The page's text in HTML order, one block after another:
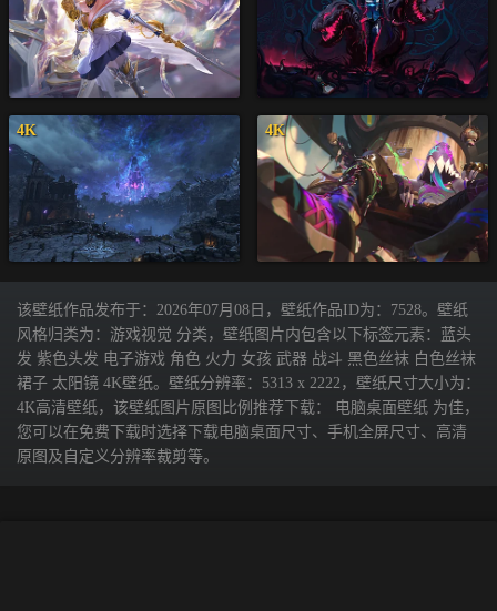
4K 4K
该壁纸作品发布于：2026年07月08日，壁纸作品ID为：7528。壁纸
风格归类为：游戏视觉 分类，壁纸图片内包含以下标签元素：蓝头
发 紫色头发 电子游戏 角色 火力 女孩 武器 战斗 黑色丝袜 白色丝袜
裙子 太阳镜 4K壁纸。壁纸分辨率：5313 x 2222，壁纸尺寸大小为：
4K高清壁纸，该壁纸图片原图比例推荐下载： 电脑桌面壁纸 为佳，
您可以在免费下载时选择下载电脑桌面尺寸、手机全屏尺寸、高清
原图及自定义分辨率裁剪等。